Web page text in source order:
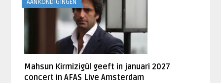
AANKONDIGINGEN
Mahsun Kirmizigül geeft in januari 2027
concert in AFAS Live Amsterdam